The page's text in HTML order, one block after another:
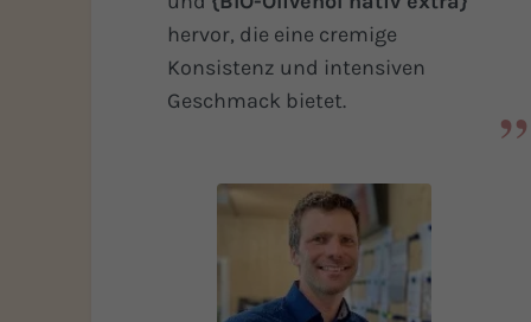
Weitere Infos
hervor, die eine cremige
Konsistenz und intensiven
Geschmack bietet.